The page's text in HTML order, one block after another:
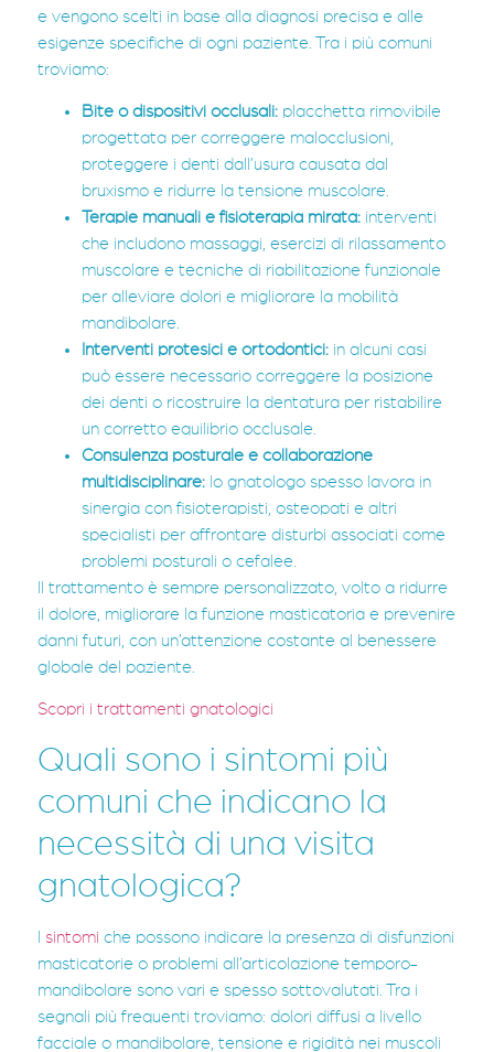
e vengono scelti in base alla diagnosi precisa e alle
esigenze specifiche di ogni paziente. Tra i più comuni
troviamo:
Bite o dispositivi occlusali: placchetta rimovibile
progettata per correggere malocclusioni,
proteggere i denti dall’usura causata dal
bruxismo e ridurre la tensione muscolare.
Terapie manuali e fisioterapia mirata: interventi
che includono massaggi, esercizi di rilassamento
muscolare e tecniche di riabilitazione funzionale
per alleviare dolori e migliorare la mobilità
mandibolare.
Interventi protesici e ortodontici: in alcuni casi
può essere necessario correggere la posizione
dei denti o ricostruire la dentatura per ristabilire
un corretto equilibrio occlusale.
Consulenza posturale e collaborazione
multidisciplinare: lo gnatologo spesso lavora in
sinergia con fisioterapisti, osteopati e altri
specialisti per affrontare disturbi associati come
problemi posturali o cefalee.
Il trattamento è sempre personalizzato, volto a ridurre
il dolore, migliorare la funzione masticatoria e prevenire
danni futuri, con un’attenzione costante al benessere
globale del paziente.
Scopri i trattamenti gnatologici
Quali sono i sintomi più
comuni che indicano la
necessità di una visita
gnatologica?
sintomi che possono indicare la presenza di disfunzioni
masticatorie o problemi all’articolazione temporo-
mandibolare sono vari e spesso sottovalutati. Tra i
segnali più frequenti troviamo: dolori diffusi a livello
facciale o mandibolare, tensione e rigidità nei muscoli